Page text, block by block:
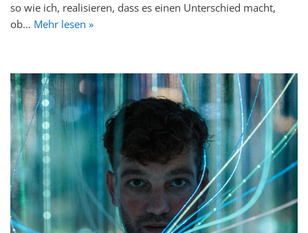
so wie ich, realisieren, dass es einen Unterschied macht,
ob… Mehr lesen »